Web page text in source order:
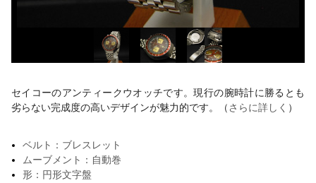
セイコーのアンティークウオッチです。現行の腕時計に勝るとも
劣らない完成度の高いデザインが魅力的です。（ さらに詳しく ）
ベルト：ブレスレット
ムーブメント：自動巻
形：円形文字盤